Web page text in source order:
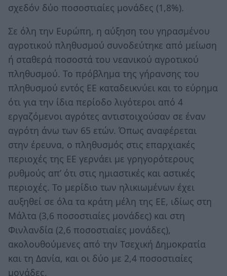
σχεδόν δύο ποσοστιαίες μονάδες (1,8%).
Σε όλη την Ευρώπη, η αύξηση του γηρασμένου
αγροτικού πληθυσμού συνοδεύτηκε από μείωση
ή σταθερά ποσοστά του νεανικού αγροτικού
πληθυσμού. Το πρόβλημα της γήρανσης του
πληθυσμού εντός ΕΕ καταδεικνύει και το εύρημα
ότι για την ίδια περίοδο λιγότεροι από 4
εργαζόμενοι αγρότες αντιστοιχούσαν σε έναν
αγρότη άνω των 65 ετών. Όπως αναφέρεται
στην έρευνα, ο πληθυσμός στις επαρχιακές
περιοχές της ΕΕ γερνάει με γρηγορότερους
ρυθμούς απ’ ότι στις ημιαστικές και αστικές
περιοχές. Το μερίδιο των ηλικιωμένων έχει
αυξηθεί σε όλα τα κράτη μέλη της ΕΕ, ιδίως στη
Μάλτα (3,6 ποσοστιαίες μονάδες) και στη
Φινλανδία (2,6 ποσοστιαίες μονάδες),
ακολουθούμενες από την Τσεχική Δημοκρατία
και τη Δανία, και οι δύο με 2,4 ποσοστιαίες
μονάδες.